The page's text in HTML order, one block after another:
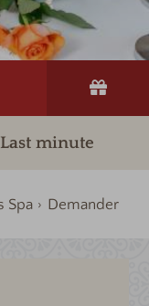
Last minute
Spa Demander